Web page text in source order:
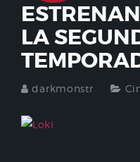
LA
darkmonstr